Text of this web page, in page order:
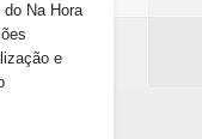
Na Hora
e